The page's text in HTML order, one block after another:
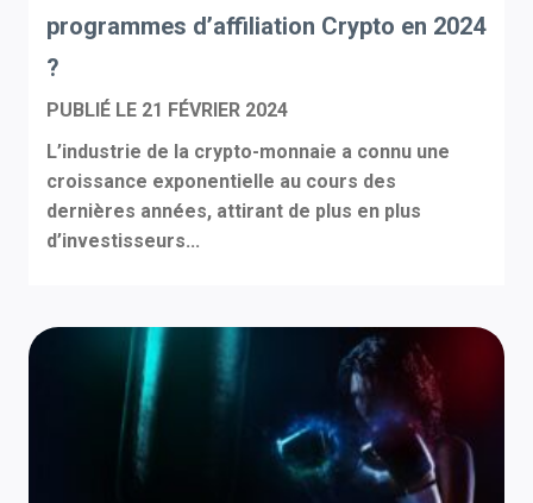
programmes d’affiliation Crypto en 2024
?
PUBLIÉ LE 21 FÉVRIER 2024
L’industrie de la crypto-monnaie a connu une
croissance exponentielle au cours des
dernières années, attirant de plus en plus
d’investisseurs...